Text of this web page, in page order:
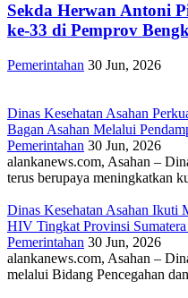
Sekda Herwan Antoni
ke-33 di Pemprov
Pemerintahan 30 Jun, 2026
Dinas Kesehatan Asahan
Bagan Asahan Melalui
Pemerintahan 30 Jun, 2026
alankanews.com, Asahan –
terus berupaya meningkatkan
Dinas Kesehatan Asahan Ikuti
HIV Tingkat Provinsi Sumatera
Pemerintahan 30 Jun, 2026
alankanews.com, Asahan –
melalui Bidang Pencegahan